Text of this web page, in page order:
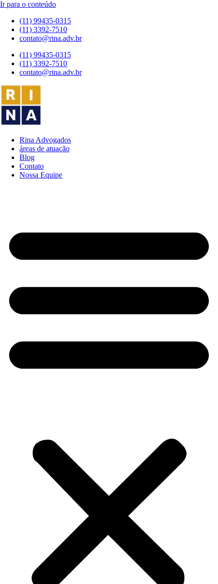
Ir para o conteúdo
(11) 99435-0315
(11) 3392-7510
contato@rina.adv.br
(11) 99435-0315
(11) 3392-7510
contato@rina.adv.br
Rina Advogados
áreas de atuação
Blog
Contato
Nossa Equipe